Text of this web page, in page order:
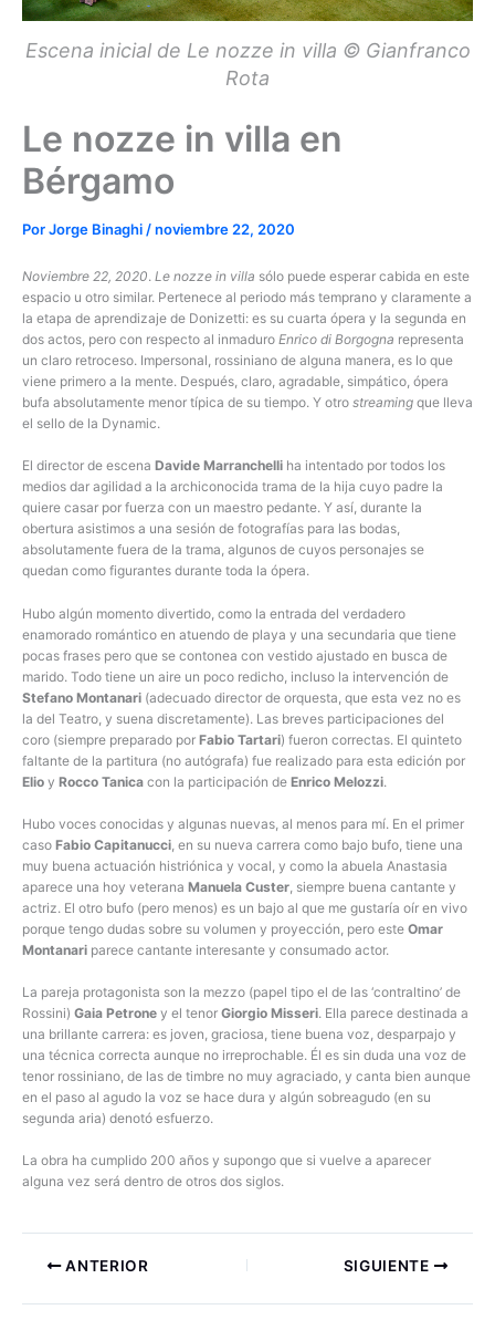
Escena inicial de Le nozze in villa © Gianfranco
Rota
Le nozze in villa en
Bérgamo
PorJorge Binaghi /noviembre 22, 2020
Noviembre 22, 2020. Le nozze in villa sólo puede esperar cabida en este
espacio u otro similar. Pertenece al periodo más temprano y claramente a
la etapa de aprendizaje de Donizetti: es su cuarta ópera y la segunda en
dos actos, pero con respecto al inmaduro Enrico di Borgogna representa
un claro retroceso. Impersonal, rossiniano de alguna manera, es lo que
viene primero a la mente. Después, claro, agradable, simpático, ópera
bufa absolutamente menor típica de su tiempo. Y otro streaming que lleva
el sello de la Dynamic.
El director de escena Davide Marranchelli ha intentado por todos los
medios dar agilidad a la archiconocida trama de la hija cuyo padre la
quiere casar por fuerza con un maestro pedante. Y así, durante la
obertura asistimos a una sesión de fotografías para las bodas,
absolutamente fuera de la trama, algunos de cuyos personajes se
quedan como figurantes durante toda la ópera.
Hubo algún momento divertido, como la entrada del verdadero
enamorado romántico en atuendo de playa y una secundaria que tiene
pocas frases pero que se contonea con vestido ajustado en busca de
marido. Todo tiene un aire un poco redicho, incluso la intervención de
Stefano Montanari (adecuado director de orquesta, que esta vez no es
la del Teatro, y suena discretamente). Las breves participaciones del
coro (siempre preparado por Fabio Tartari) fueron correctas. El quinteto
faltante de la partitura (no autógrafa) fue realizado para esta edición por
Elio y Rocco Tanica con la participación de Enrico Melozzi.
Hubo voces conocidas y algunas nuevas, al menos para mí. En el primer
caso Fabio Capitanucci , en su nueva carrera como bajo bufo, tiene una
muy buena actuación histriónica y vocal, y como la abuela Anastasia
aparece una hoy veterana Manuela Custer , siempre buena cantante y
actriz. El otro bufo (pero menos) es un bajo al que me gustaría oír en vivo
porque tengo dudas sobre su volumen y proyección, pero este Omar
Montanari parece cantante interesante y consumado actor.
La pareja protagonista son la mezzo (papel tipo el de las ‘contraltino’ de
Rossini) Gaia Petrone y el tenor Giorgio Misseri. Ella parece destinada a
una brillante carrera: es joven, graciosa, tiene buena voz, desparpajo y
una técnica correcta aunque no irreprochable. Él es sin duda una voz de
tenor rossiniano, de las de timbre no muy agraciado, y canta bien aunque
en el paso al agudo la voz se hace dura y algún sobreagudo (en su
segunda aria) denotó esfuerzo.
La obra ha cumplido 200 años y supongo que si vuelve a aparecer
alguna vez será dentro de otros dos siglos.
ANTERIOR SIGUIENTE